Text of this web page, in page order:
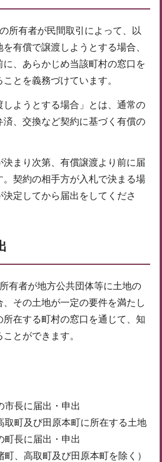
所有者が民間取引によって、以
有償で譲渡しようとする場合、
、あらかじめ当該町村の窓口を
とを義務づけています。
ようとする場合」とは、通常の
、交換など契約に基づく有償の
まり次第、有償譲渡より前に届
。契約の相手方が入札で決まる場
定してから届出をしてくださ
有者が地方公共団体等に土地の
その土地が一定の要件を満たし
在する町村の窓口を通じて、知
とができます。
市長に届出・申出
取町及び田原本町に所在する土地
町長に届出・申出
、高取町及び田原本町を除く）